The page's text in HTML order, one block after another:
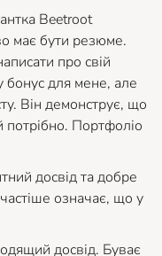
Beetroot
має бути резюме.
про свій
бонус для мене, але
Він демонструє, що
потрібно. Портфоліо
досвід та добре
означає, що у
досвід. Буває